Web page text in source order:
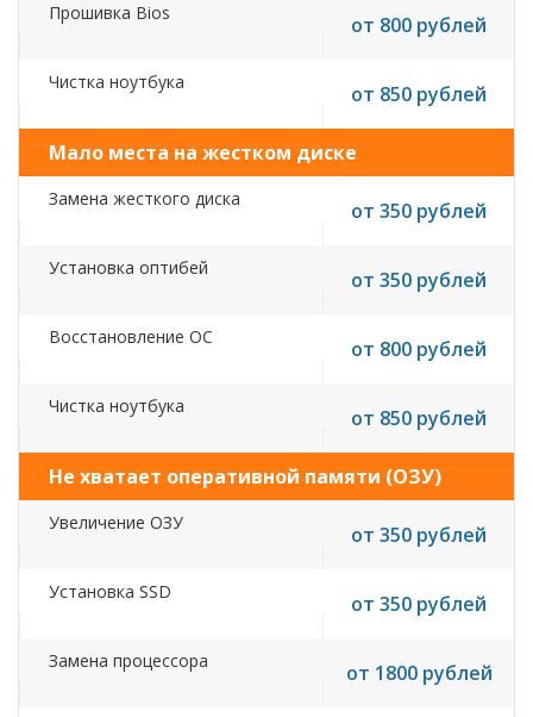
Прошивка Bios от 800 рублей
Чистка ноутбука от 850 рублей
Мало места на жестком диске
Замена жесткого диска от 350 рублей
Установка оптибей от 350 рублей
Восстановление ОС от 800 рублей
Чистка ноутбука от 850 рублей
Не хватает оперативной памяти (ОЗУ)
Увеличение ОЗУ от 350 рублей
Установка SSD от 350 рублей
Замена процессора от 1800 рублей